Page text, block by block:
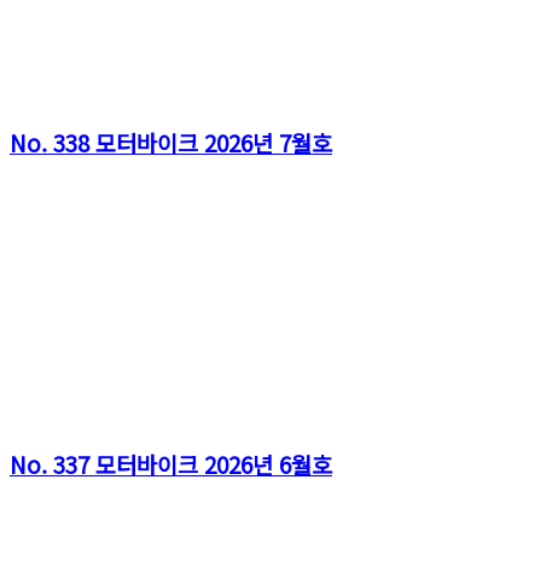
No. 338 모터바이크 2026년 7월호
No. 337 모터바이크 2026년 6월호